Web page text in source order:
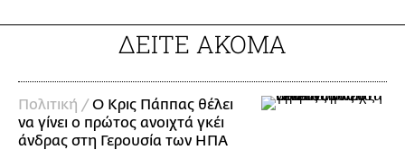
ΔΕΙΤΕ ΑΚΟΜΑ
Πολιτική /Ο Κρις Πάππας θέλει
να γίνει ο πρώτος ανοιχτά γκέι
άνδρας στη Γερουσία των ΗΠΑ